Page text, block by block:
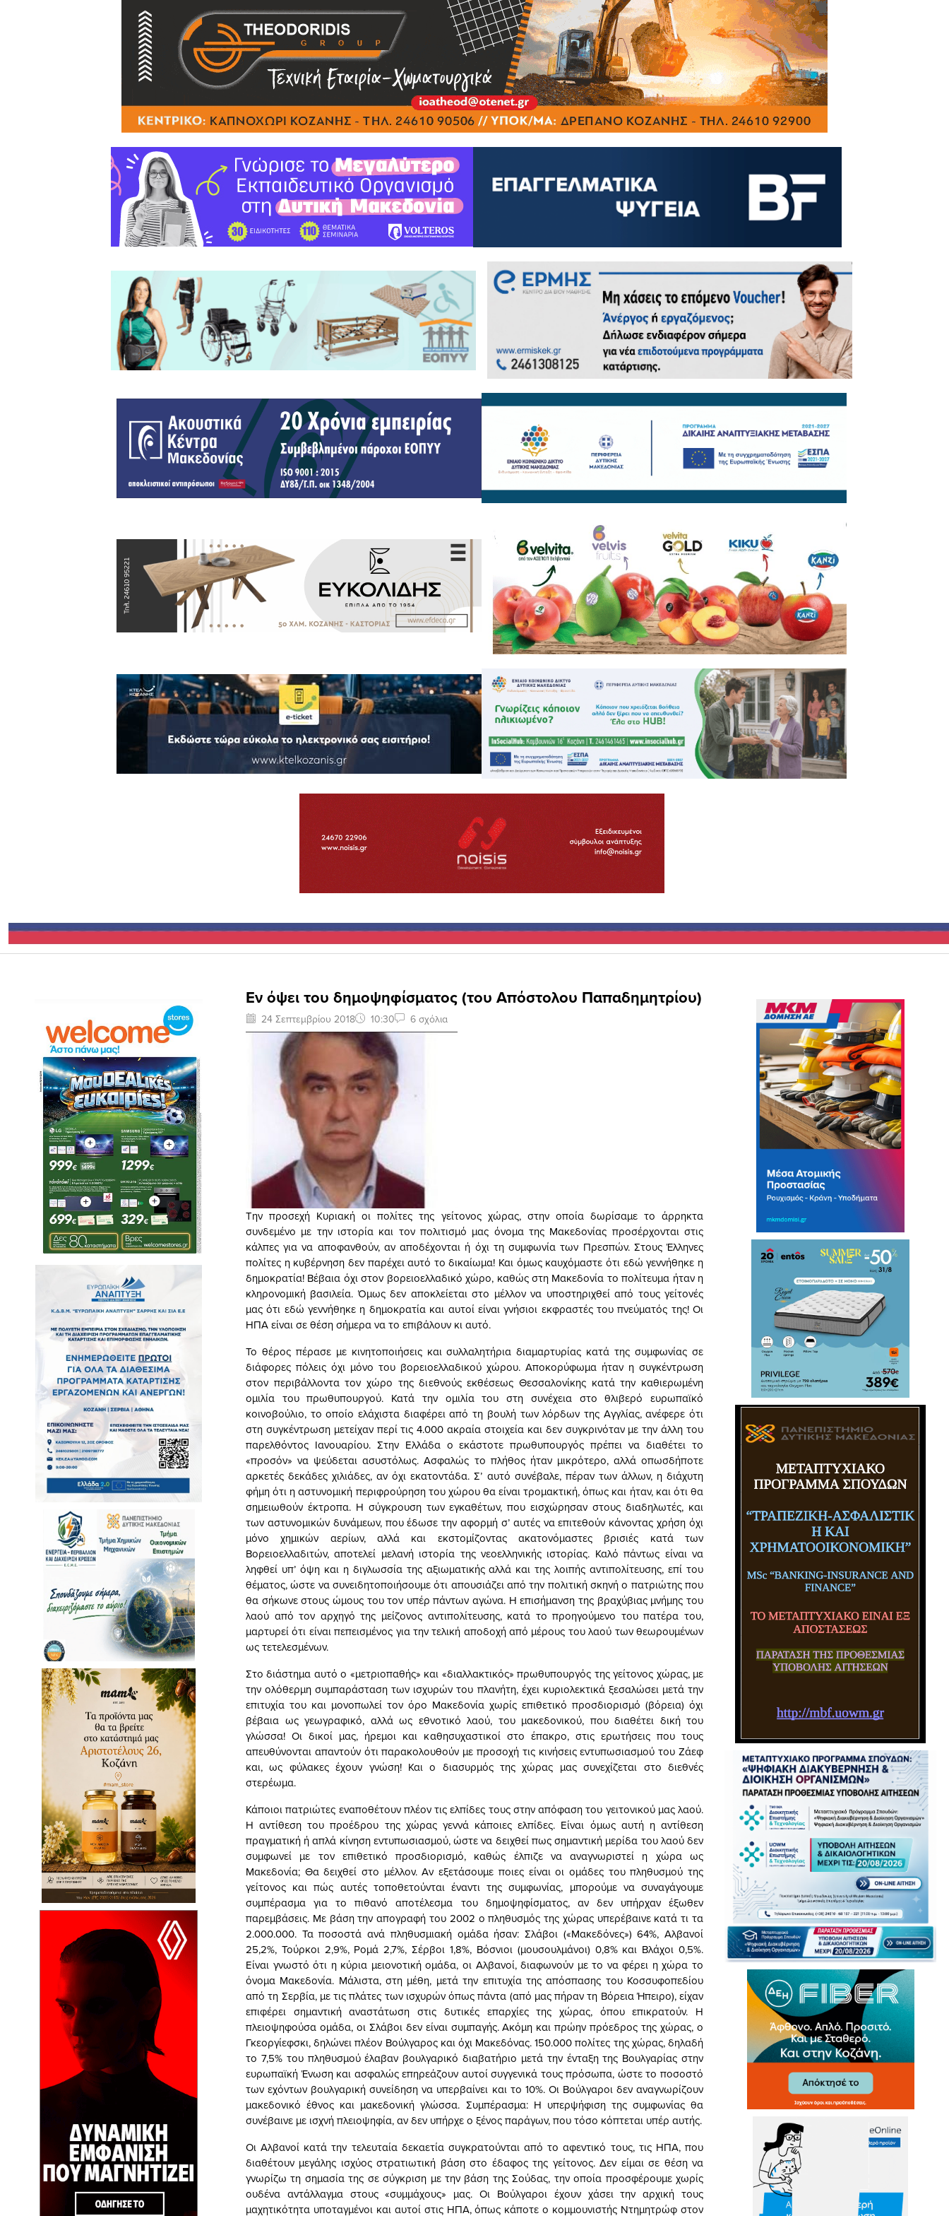
Εν όψει του δημοψηφίσματος (του Απόστολου Παπαδημητρίου)
24 Σεπτεμβρίου 2018 10:30 6 σχόλια
Την προσεχή Κυριακή οι πολίτες της γείτονος χώρας, στην οποία δωρίσαμε το άρρηκτα
συνδεμένο με την ιστορία και τον πολιτισμό μας όνομα της Μακεδονίας προσέρχονται στις
κάλπες για να αποφανθούν, αν αποδέχονται ή όχι τη συμφωνία των Πρεσπών. Στους Έλληνες
πολίτες η κυβέρνηση δεν παρέχει αυτό το δικαίωμα! Και όμως καυχόμαστε ότι εδώ γεννήθηκε η
δημοκρατία! Βέβαια όχι στον βορειοελλαδικό χώρο, καθώς στη Μακεδονία το πολίτευμα ήταν η
κληρονομική βασιλεία. Όμως δεν αποκλείεται στο μέλλον να υποστηριχθεί από τους γείτονές
μας ότι εδώ γεννήθηκε η δημοκρατία και αυτοί είναι γνήσιοι εκφραστές του πνεύματός της! Οι
ΗΠΑ είναι σε θέση σήμερα να το επιβάλουν κι αυτό.
Το θέρος πέρασε με κινητοποιήσεις και συλλαλητήρια διαμαρτυρίας κατά της συμφωνίας σε
διάφορες πόλεις όχι μόνο του βορειοελλαδικού χώρου. Αποκορύφωμα ήταν η συγκέντρωση
στον περιβάλλοντα τον χώρο της διεθνούς εκθέσεως Θεσσαλονίκης κατά την καθιερωμένη
ομιλία του πρωθυπουργού. Κατά την ομιλία του στη συνέχεια στο θλιβερό ευρωπαϊκό
κοινοβούλιο, το οποίο ελάχιστα διαφέρει από τη βουλή των λόρδων της Αγγλίας, ανέφερε ότι
στη συγκέντρωση μετείχαν περί τις 4.000 ακραία στοιχεία και δεν συγκρινόταν με την άλλη του
παρελθόντος Ιανουαρίου. Στην Ελλάδα ο εκάστοτε πρωθυπουργός πρέπει να διαθέτει το
«προσόν» να ψεύδεται ασυστόλως. Ασφαλώς το πλήθος ήταν μικρότερο, αλλά οπωσδήποτε
αρκετές δεκάδες χιλιάδες, αν όχι εκατοντάδα. Σ’ αυτό συνέβαλε, πέραν των άλλων, η διάχυτη
φήμη ότι η αστυνομική περιφρούρηση του χώρου θα είναι τρομακτική, όπως και ήταν, και ότι θα
σημειωθούν έκτροπα. Η σύγκρουση των εγκαθέτων, που εισχώρησαν στους διαδηλωτές, και
των αστυνομικών δυνάμεων, που έδωσε την αφορμή σ’ αυτές να επιτεθούν κάνοντας χρήση όχι
μόνο χημικών αερίων, αλλά και εκστομίζοντας ακατονόμαστες βρισιές κατά των
Βορειοελλαδιτών, αποτελεί μελανή ιστορία της νεοελληνικής ιστορίας. Καλό πάντως είναι να
ληφθεί υπ’ όψη και η διγλωσσία της αξιωματικής αλλά και της λοιπής αντιπολίτευσης, επί του
θέματος, ώστε να συνειδητοποιήσουμε ότι απουσιάζει από την πολιτική σκηνή ο πατριώτης που
θα σήκωνε στους ώμους του τον υπέρ πάντων αγώνα. Η επισήμανση της βραχύβιας μνήμης του
λαού από τον αρχηγό της μείζονος αντιπολίτευσης, κατά το προηγούμενο του πατέρα του,
μαρτυρεί ότι είναι πεπεισμένος για την τελική αποδοχή από μέρους του λαού των θεωρουμένων
ως τετελεσμένων.
Στο διάστημα αυτό ο «μετριοπαθής» και «διαλλακτικός» πρωθυπουργός της γείτονος χώρας, με
την ολόθερμη συμπαράσταση των ισχυρών του πλανήτη, έχει κυριολεκτικά ξεσαλώσει μετά την
επιτυχία του και μονοπωλεί τον όρο Μακεδονία χωρίς επιθετικό προσδιορισμό (βόρεια) όχι
βέβαια ως γεωγραφικό, αλλά ως εθνοτικό λαού, του μακεδονικού, που διαθέτει δική του
γλώσσα! Οι δικοί μας, ήρεμοι και καθησυχαστικοί στο έπακρο, στις ερωτήσεις που τους
απευθύνονται απαντούν ότι παρακολουθούν με προσοχή τις κινήσεις εντυπωσιασμού του Ζάεφ
και, ως φύλακες έχουν γνώση! Και ο διασυρμός της χώρας μας συνεχίζεται στο διεθνές
στερέωμα.
Κάποιοι πατριώτες εναποθέτουν πλέον τις ελπίδες τους στην απόφαση του γειτονικού μας λαού.
Η αντίθεση του προέδρου της χώρας γεννά κάποιες ελπίδες. Είναι όμως αυτή η αντίθεση
πραγματική ή απλά κίνηση εντυπωσιασμού, ώστε να δειχθεί πως σημαντική μερίδα του λαού δεν
συμφωνεί με τον επιθετικό προσδιορισμό, καθώς έλπιζε να αναγνωριστεί η χώρα ως
Μακεδονία; Θα δειχθεί στο μέλλον. Αν εξετάσουμε ποιες είναι οι ομάδες του πληθυσμού της
γείτονος και πώς αυτές τοποθετούνται έναντι της συμφωνίας, μπορούμε να συναγάγουμε
συμπέρασμα για το πιθανό αποτέλεσμα του δημοψηφίσματος, αν δεν υπήρχαν έξωθεν
παρεμβάσεις. Με βάση την απογραφή του 2002 ο πληθυσμός της χώρας υπερέβαινε κατά τι τα
2.000.000. Τα ποσοστά ανά πληθυσμιακή ομάδα ήσαν: Σλάβοι («Μακεδόνες») 64%, Αλβανοί
25,2%, Τούρκοι 2,9%, Ρομά 2,7%, Σέρβοι 1,8%, Βόσνιοι (μουσουλμάνοι) 0,8% και Βλάχοι 0,5%.
Είναι γνωστό ότι η κύρια μειονοτική ομάδα, οι Αλβανοί, διαφωνούν με το να φέρει η χώρα το
όνομα Μακεδονία. Μάλιστα, στη μέθη, μετά την επιτυχία της απόσπασης του Κοσσυφοπεδίου
από τη Σερβία, με τις πλάτες των ισχυρών όπως πάντα (από μας πήραν τη Βόρεια Ήπειρο), είχαν
επιφέρει σημαντική αναστάτωση στις δυτικές επαρχίες της χώρας, όπου επικρατούν. Η
πλειοψηφούσα ομάδα, οι Σλάβοι δεν είναι συμπαγής. Ακόμη και πρώην πρόεδρος της χώρας, ο
Γκεοργίεφσκι, δηλώνει πλέον Βούλγαρος και όχι Μακεδόνας. 150.000 πολίτες της χώρας, δηλαδή
το 7,5% του πληθυσμού έλαβαν βουλγαρικό διαβατήριο μετά την ένταξη της Βουλγαρίας στην
ευρωπαϊκή Ένωση και ασφαλώς επηρεάζουν αυτοί συγγενικά τους πρόσωπα, ώστε το ποσοστό
των εχόντων βουλγαρική συνείδηση να υπερβαίνει και το 10%. Οι Βούλγαροι δεν αναγνωρίζουν
μακεδονικό έθνος και μακεδονική γλώσσα. Συμπέρασμα: Η υπερψήφιση της συμφωνίας θα
συνέβαινε με ισχνή πλειοψηφία, αν δεν υπήρχε ο ξένος παράγων, που τόσο κόπτεται υπέρ αυτής.
Οι Αλβανοί κατά την τελευταία δεκαετία συγκρατούνται από το αφεντικό τους, τις ΗΠΑ, που
διαθέτουν μεγάλης ισχύος στρατιωτική βάση στο έδαφος της γείτονος. Δεν είμαι σε θέση να
γνωρίζω τη σημασία της σε σύγκριση με την βάση της Σούδας, την οποία προσφέρουμε χωρίς
ουδένα αντάλλαγμα στους «συμμάχους» μας. Οι Βούλγαροι έχουν χάσει την αρχική τους
μαχητικότητα υποταγμένοι και αυτοί στις ΗΠΑ, όπως κάποτε ο κομμουνιστής Ντημητρώφ στον